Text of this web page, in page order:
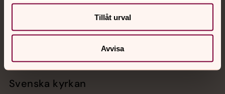
Tillåt urval
Avvisa
Telefon 112
Svenska kyrkan